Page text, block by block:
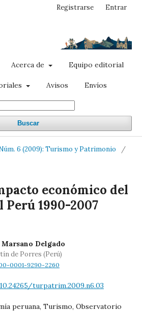
Acerca de Equipo editorial
Avisos Envíos
Buscar
Registrarse Entrar
6 (2009): Turismo y Patrimonio
/
económico del
1990-2007
Delgado
de Porres (Perú)
0001-9290-2260
turpatrim.2009.n6.03
peruana, Turismo, Observatorio